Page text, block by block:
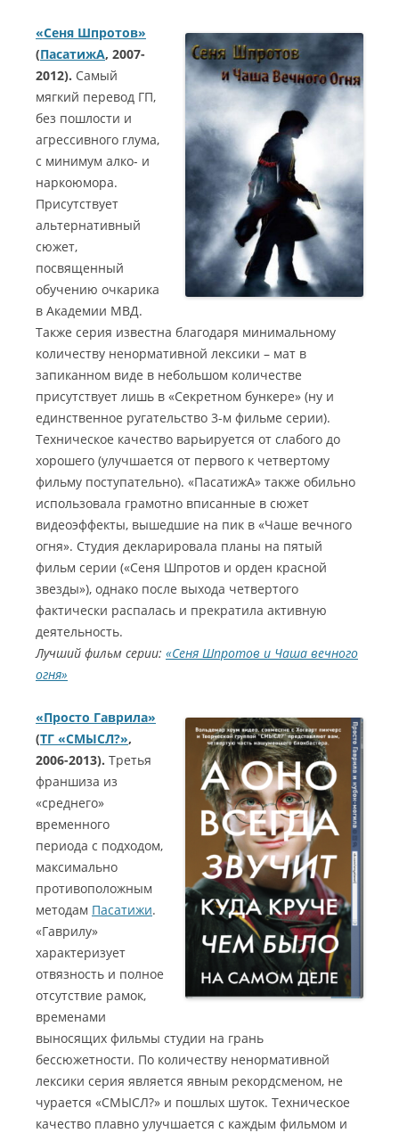
«Сеня Шпротов»
(ПасатижА, 2007-
2012). Самый
мягкий перевод ГП,
без пошлости и
агрессивного глума,
с минимум алко- и
наркоюмора.
Присутствует
альтернативный
сюжет,
посвященный
обучению очкарика
в Академии МВД.
Также серия известна благодаря минимальному
количеству ненормативной лексики – мат в
запиканном виде в небольшом количестве
присутствует лишь в «Секретном бункере» (ну и
единственное ругательство 3-м фильме серии).
Техническое качество варьируется от слабого до
хорошего (улучшается от первого к четвертому
фильму поступательно). «ПасатижА» также обильно
использовала грамотно вписанные в сюжет
видеоэффекты, вышедшие на пик в «Чаше вечного
огня». Студия декларировала планы на пятый
фильм серии («Сеня Шпротов и орден красной
звезды»), однако после выхода четвертого
фактически распалась и прекратила активную
деятельность.
Лучший фильм серии: «Сеня Шпротов и Чаша вечного
огня»
«Просто Гаврила»
(ТГ «СМЫСЛ?»,
2006-2013). Третья
франшиза из
«среднего»
временного
периода с подходом,
максимально
противоположным
методам Пасатижи.
«Гаврилу»
характеризует
отвязность и полное
отсутствие рамок,
временами
выносящих фильмы студии на грань
бессюжетности. По количеству ненормативной
лексики серия является явным рекордсменом, не
чурается «СМЫСЛ?» и пошлых шуток. Техническое
качество плавно улучшается с каждым фильмом и